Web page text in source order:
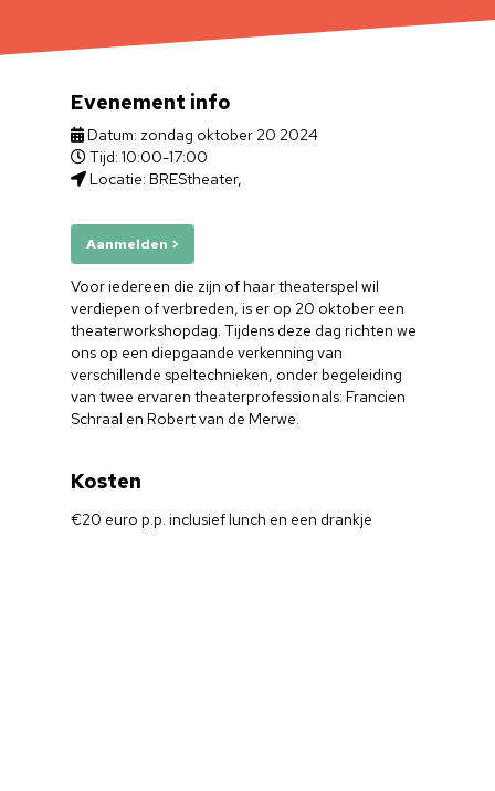
Voor iedereen die zijn of haar theaterspel wil
verdiepen of verbreden, is er op 20 oktober een
theaterworkshopdag. Tijdens deze dag richten we
ons op een diepgaande verkenning van
verschillende speltechnieken, onder begeleiding
van twee ervaren theaterprofessionals: Francien
Schraal en Robert van de Merwe.
Kosten
€20 euro p.p. inclusief lunch en een drankje
Evenement info
Datum: zondag oktober 20 2024
Tijd: 10:00-17:00
Locatie: BREStheater,
Aanmelden >